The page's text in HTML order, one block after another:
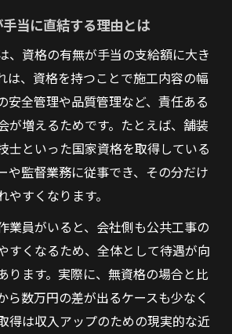
当に直結する理由とは
、資格の有無が手当の支給額に大き
は、資格を持つことで施工内容の幅
安全管理や品質管理など、責任ある
が増えるためです。たとえば、舗装
士といった国家資格を取得している
や監督業務に従事でき、その分だけ
すくなります。
業員がいると、会社側も公共工事の
すくなるため、全体として待遇が向
ります。実際に、無資格の場合と比
ら数万円の差が出るケースも少なく
得は収入アップのための現実的な近